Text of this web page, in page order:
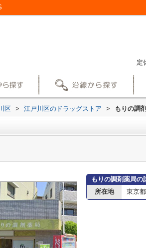
定
区 > 江戸川区のドラッグストア > もりの調
もりの調剤薬局の
所在地
東京